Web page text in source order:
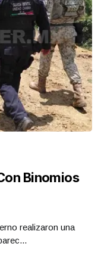
Binomios
realizaron una